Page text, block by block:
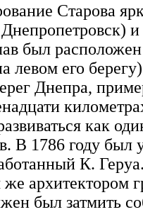
Старова
был
левом его
Днепра,
как
В 1786 году был
К.
архитектором
был затмить